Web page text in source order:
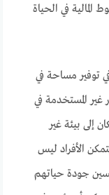
في الحياة
توفير مساحة في
غير المستخدمة في
إلى بيئة غير
الأفراد ليس
جودة حياتهم